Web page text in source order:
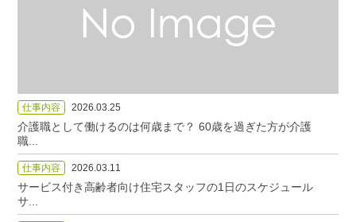
仕事内容 2026.03.25
介護職として働けるのは何歳まで？ 60歳を過ぎた方が介護
職...
仕事内容 2026.03.11
サービス付き高齢者向け住宅スタッフの1日のスケジュール
サ...